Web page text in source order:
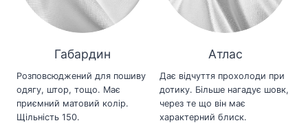
Габардин
Розповсюджений для пошиву
одягу, штор, тощо. Має
приємний матовий колір.
Щільність 150.
Атлас
Дає відчуття прохолоди при
дотику. Більше нагадує шовк,
через те що він має
характерний блиск.